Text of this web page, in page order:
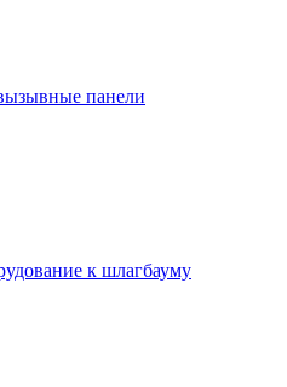
панели
к шлагбауму